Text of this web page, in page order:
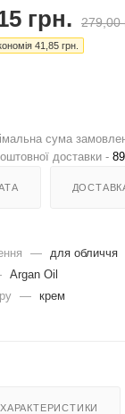
грн. 279,00
41,85 грн.
сума
доставки -
—
для обличчя
Argan Oil
— крем
ХАРАКТЕРИСТИКИ